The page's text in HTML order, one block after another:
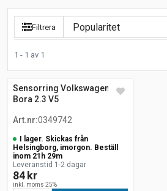
Filtrera
1 - 1 av 1
Sensorring Volkswagen
Bora 2.3 V5
Art.nr:0349742
I lager. Skickas från
Helsingborg, imorgon. Beställ
inom 21h 29m
Leveranstid 1-2 dagar
84 kr
inkl. moms 25%